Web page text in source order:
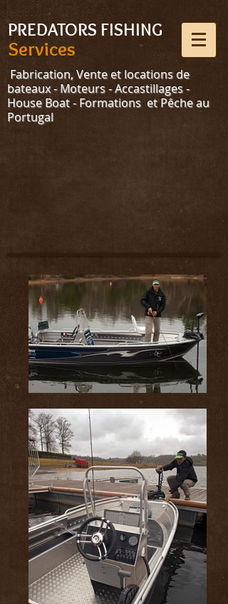
Select Language
PREDATORS FISHING
Services
Fabrication, Vente et locations de
bateaux - Moteurs - Accastillages -
House Boat - Formations et Pêche au
Portugal